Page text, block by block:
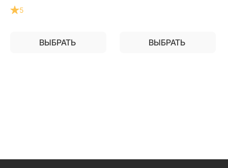
частного загородного дома
и дачи
5
ВЫБРАТЬ ВЫБРАТЬ